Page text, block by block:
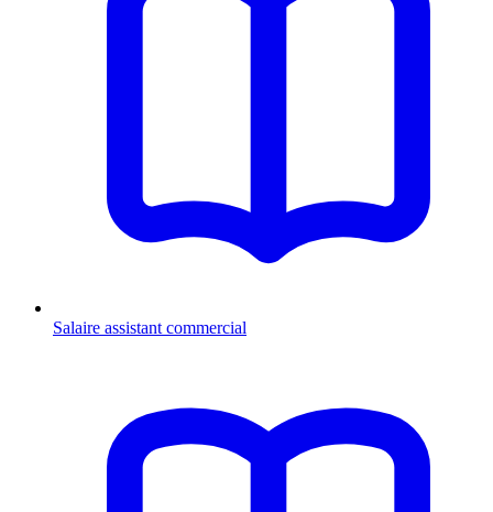
Salaire assistant commercial